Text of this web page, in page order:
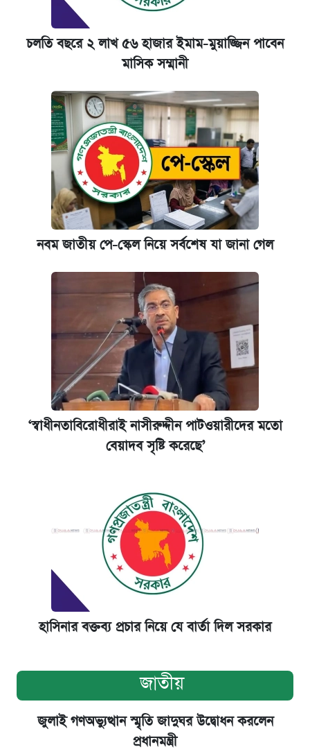
চলতি বছরে ২ লাখ ৫৬ হাজার ইমাম-মুয়াজ্জিন পাবেন
মাসিক সম্মানী
নবম জাতীয় পে-স্কেল নিয়ে সর্বশেষ যা জানা গেল
‘স্বাধীনতাবিরোধীরাই নাসীরুদ্দীন পাটওয়ারীদের মতো
বেয়াদব সৃষ্টি করেছে’
হাসিনার বক্তব্য প্রচার নিয়ে যে বার্তা দিল সরকার
জাতীয়
জুলাই গণঅভ্যুত্থান স্মৃতি জাদুঘর উদ্বোধন করলেন
প্রধানমন্ত্রী